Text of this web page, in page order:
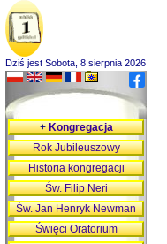
Dziś jest Sobota, 8 sierpnia 2026
+Kongregacja
Rok Jubileuszowy
Historia kongregacji
Św. Filip Neri
Św. Jan Henryk Newman
Święci Oratorium